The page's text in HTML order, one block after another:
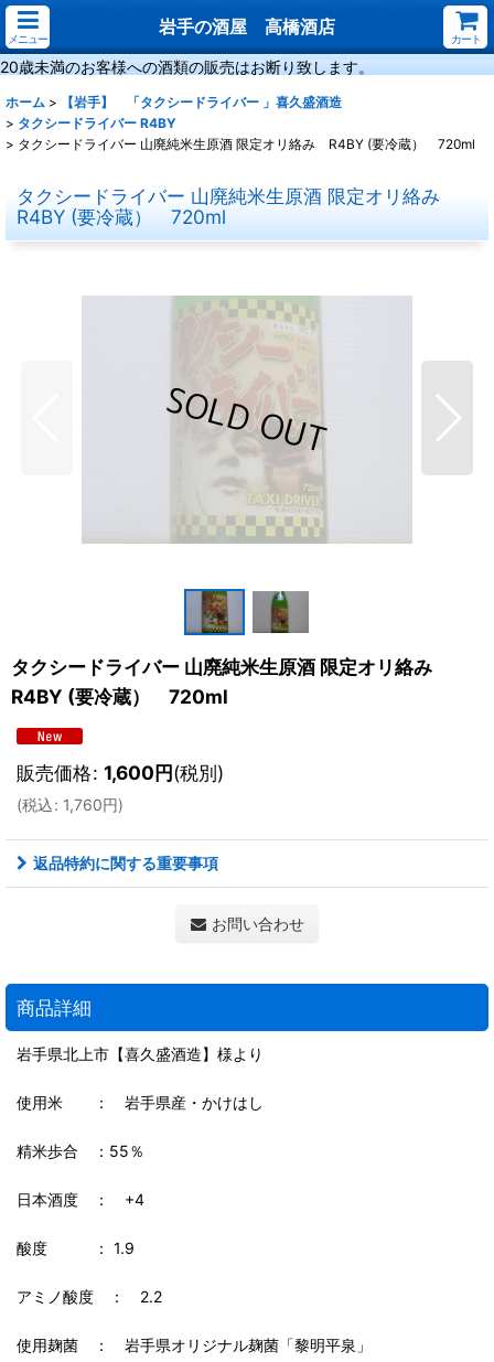
メニュー
岩手の酒屋 高橋酒店
カート
20歳未満のお客様への酒類の販売はお断り致します。
ホーム >
【岩手】 「タクシードライバー 」喜久盛酒造
> タクシードライバー R4BY
> タクシードライバー 山廃純米生原酒 限定オリ絡み R4BY (要冷蔵） 720ml
タクシードライバー 山廃純米生原酒 限定オリ絡み
R4BY (要冷蔵） 720ml
タクシードライバー 山廃純米生原酒 限定オリ絡み
R4BY (要冷蔵） 720ml
販売価格: 1,600円(税別)
(税込: 1,760円)
返品特約に関する重要事項
お問い合わせ
商品詳細
岩手県北上市【喜久盛酒造】様より
使用米 ： 岩手県産・かけはし
精米歩合 ：55％
日本酒度 ： +4
酸度 ： 1.9
アミノ酸度 ： 2.2
使用麹菌 ： 岩手県オリジナル麹菌「黎明平泉」